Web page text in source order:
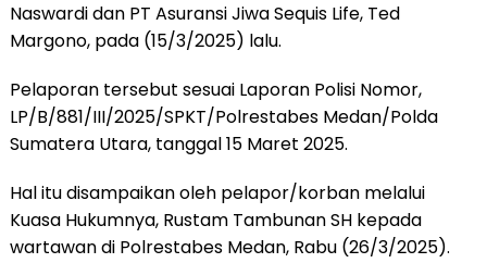
Naswardi dan PT Asuransi Jiwa Sequis Life, Ted
Margono, pada (15/3/2025) lalu.
Pelaporan tersebut sesuai Laporan Polisi Nomor,
LP/B/881/III/2025/SPKT/Polrestabes Medan/Polda
Sumatera Utara, tanggal 15 Maret 2025.
Hal itu disampaikan oleh pelapor/korban melalui
Kuasa Hukumnya, Rustam Tambunan SH kepada
wartawan di Polrestabes Medan, Rabu (26/3/2025).